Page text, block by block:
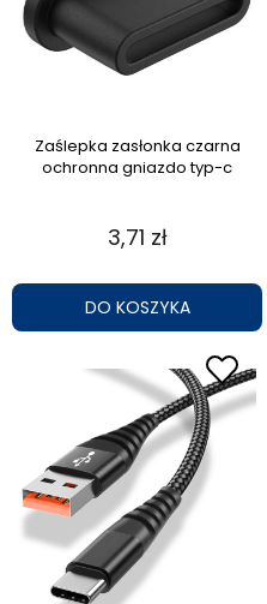
Zaślepka zasłonka czarna
ochronna gniazdo typ-c
3,71 zł
DO KOSZYKA